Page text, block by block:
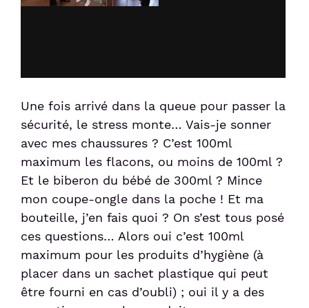
Une fois arrivé dans la queue pour passer la
sécurité, le stress monte… Vais-je sonner
avec mes chaussures ? C’est 100ml
maximum les flacons, ou moins de 100ml ?
Et le biberon du bébé de 300ml ? Mince
mon coupe-ongle dans la poche ! Et ma
bouteille, j’en fais quoi ? On s’est tous posé
ces questions… Alors oui c’est 100ml
maximum pour les produits d’hygiène (à
placer dans un sachet plastique qui peut
être fourni en cas d’oubli) ; oui il y a des